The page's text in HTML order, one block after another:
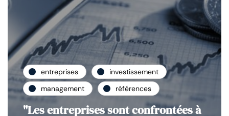
entreprises
investissement
management
références
"Les entreprises sont confrontées à